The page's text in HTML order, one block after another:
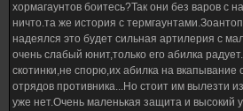
хормагаунтов боитесь?Так они без варов с
ничто.та же история с
надеялся это будет сильная артилерия с
очень слабый юнит,только его абилка
скотинки,не спорю,их абилка на вкапывание
отрядов противника...Но стоит им вылезти
уже нет.Очень маленькая защита и высокий